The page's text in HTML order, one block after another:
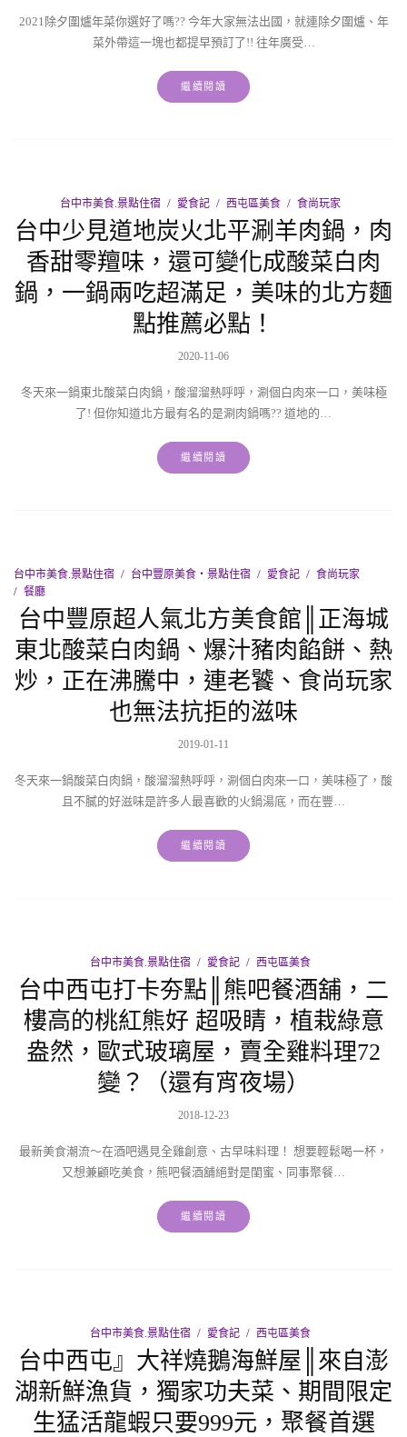
2021除夕圍爐年菜你選好了嗎?? 今年大家無法出國，就連除夕圍爐、年
菜外帶這一塊也都提早預訂了!! 往年廣受…
繼續閱讀
台中市美食.景點住宿 愛食記 西屯區美食 食尚玩家
台中少見道地炭火北平涮羊肉鍋，肉
香甜零羶味，還可變化成酸菜白肉
鍋，一鍋兩吃超滿足，美味的北方麵
點推薦必點！
2020-11-06
冬天來一鍋東北酸菜白肉鍋，酸溜溜熱呼呼，涮個白肉來一口，美味極
了! 但你知道北方最有名的是涮肉鍋嗎?? 道地的…
繼續閱讀
台中市美食.景點住宿 台中豐原美食‧景點住宿 愛食記
食尚玩家
餐廳
台中豐原超人氣北方美食館║正海城
東北酸菜白肉鍋、爆汁豬肉餡餅、熱
炒，正在沸騰中，連老饕、食尚玩家
也無法抗拒的滋味
2019-01-11
冬天來一鍋酸菜白肉鍋，酸溜溜熱呼呼，涮個白肉來一口，美味極了，酸
且不膩的好滋味是許多人最喜歡的火鍋湯底，而在豐…
繼續閱讀
台中市美食.景點住宿 愛食記 西屯區美食
台中西屯打卡夯點║熊吧餐酒舖，二
樓高的桃紅熊好 超吸睛，植栽綠意
盎然，歐式玻璃屋，賣全雞料理72
變？（還有宵夜場）
2018-12-23
最新美食潮流〜在酒吧遇見全雞創意、古早味料理！ 想要輕鬆喝一杯，
又想兼顧吃美食，熊吧餐酒舖絕對是閨蜜、同事聚餐…
繼續閱讀
台中市美食.景點住宿 愛食記 西屯區美食
台中西屯』大祥燒鵝海鮮屋║來自澎
湖新鮮漁貨，獨家功夫菜、期間限定
生猛活龍蝦只要999元，聚餐首選